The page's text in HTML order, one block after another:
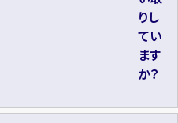
りし
てい
ます
か？